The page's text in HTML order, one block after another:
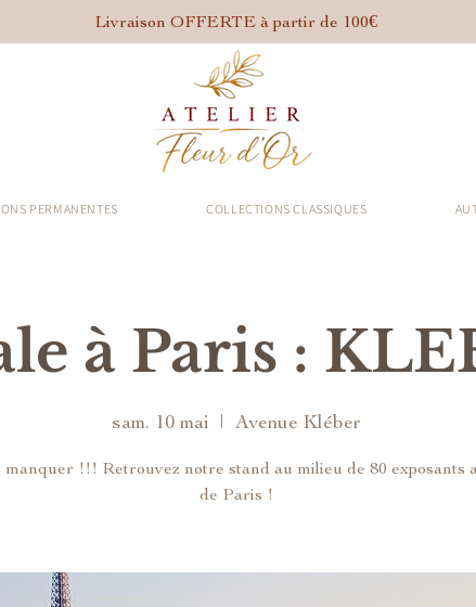
Livraison OFFERTE à partir de 100€
PERMANENTES COLLECTIONS CLASSIQUES
à Paris :
sam. 10 mai
  |
Avenue Kléber
manquer !!! Retrouvez notre stand au milieu de 80 exposants
de Paris !